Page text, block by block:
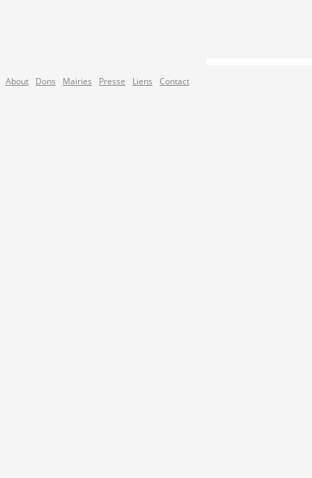
About Dons Mairies Presse Liens Contact